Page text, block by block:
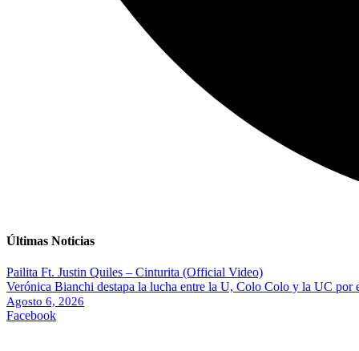
Últimas Noticias
Pailita Ft. Justin Quiles – Cinturita (Official Video)
Verónica Bianchi destapa la lucha entre la U, Colo Colo y la UC
Agosto 6, 2026
Facebook